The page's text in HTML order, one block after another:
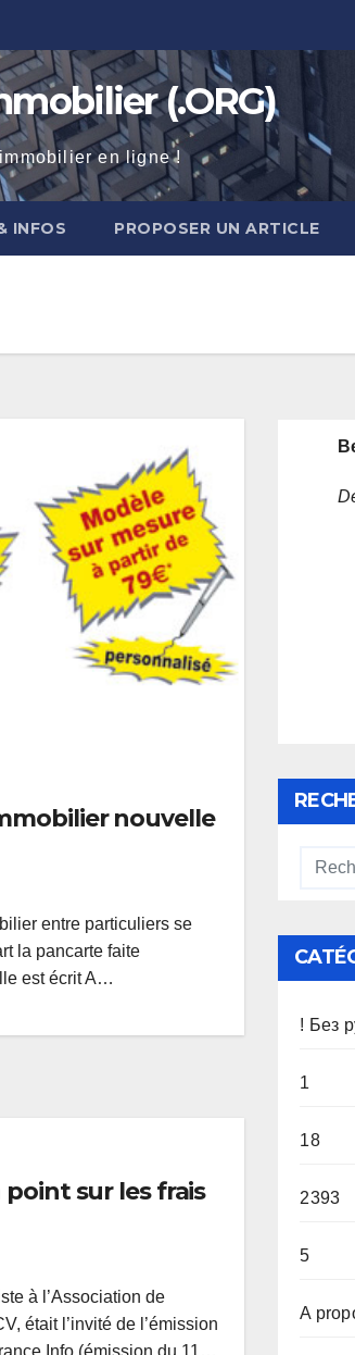
(.ORG)
en ligne !
INFOS PROPOSER UN ARTICLE
nouvelle
entre particuliers se
la pancarte faite
est écrit A…
point sur les frais
à l’Association de
était l’invité de l’émission
Info (émission du 11…
! Без
1
18
2393
5
A